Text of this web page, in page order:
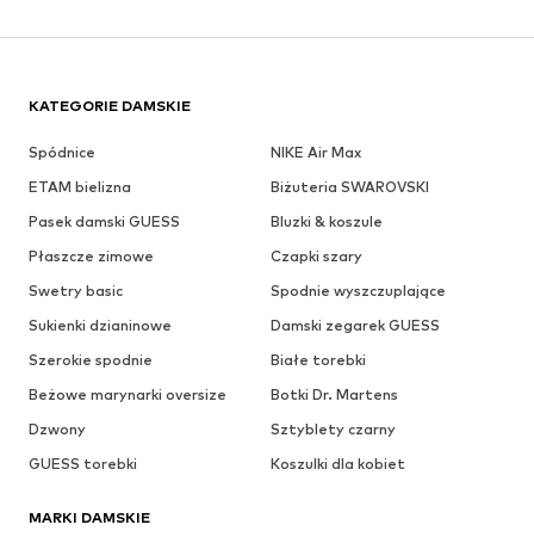
KATEGORIE DAMSKIE
Spódnice
NIKE Air Max
ETAM bielizna
Biżuteria SWAROVSKI
Pasek damski GUESS
Bluzki & koszule
Płaszcze zimowe
Czapki szary
Swetry basic
Spodnie wyszczuplające
Sukienki dzianinowe
Damski zegarek GUESS
Szerokie spodnie
Białe torebki
Beżowe marynarki oversize
Botki Dr. Martens
Dzwony
Sztyblety czarny
GUESS torebki
Koszulki dla kobiet
MARKI DAMSKIE